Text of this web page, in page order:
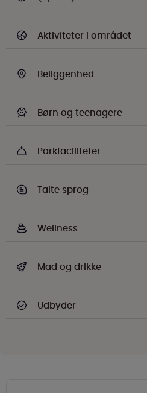
Aktiviteter i området
Beliggenhed
Børn og teenagere
Parkfaciliteter
Talte sprog
Wellness
Mad og drikke
Udbyder